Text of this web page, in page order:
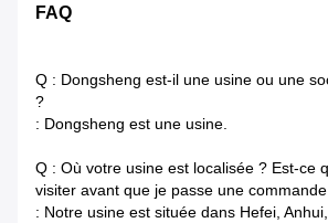
FAQ
Q : Dongsheng est-il une usine ou une
?
: Dongsheng est une usine.
Q : Où votre usine est localisée ? Est-ce
visiter avant que je passe une
: Notre usine est située dans Hefei,